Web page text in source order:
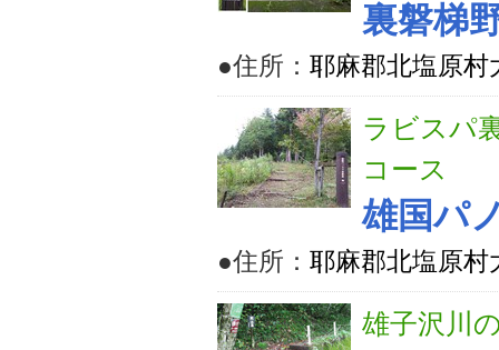
裏磐梯
●住所： 耶麻郡北塩原村
ラビスパ
コース
雄国パ
●住所： 耶麻郡北塩原
雄子沢川